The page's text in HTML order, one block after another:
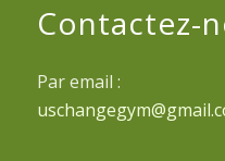
Contactez-
Par email :